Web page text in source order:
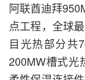
阿联酋迪拜
点工程，全球
目光热部分共
200MW槽式光